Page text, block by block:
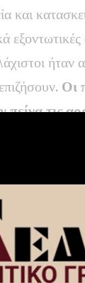
και
ήταν
Οι
τις
τον καιρό,
να
Το ίδιο